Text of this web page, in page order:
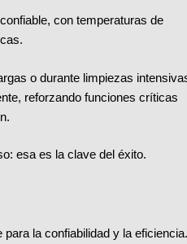
con temperaturas de
o durante limpiezas
reforzando funciones críticas
esa es la clave del éxito.
la confiabilidad y la eficiencia.